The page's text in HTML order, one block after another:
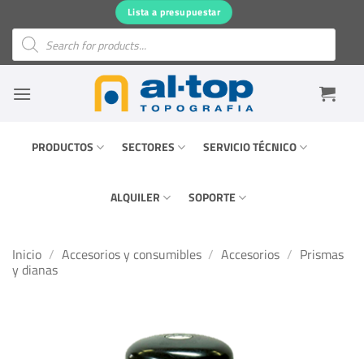
contenido
Lista a presupuestar
Búsqueda
productos
PRODUCTOS SECTORES SERVICIO TÉCNICO
ALQUILER SOPORTE
Inicio / Accesorios y consumibles / Accesorios / Prismas
y dianas